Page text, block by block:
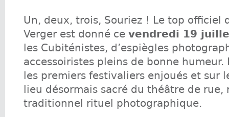
Un, deux, trois, Souriez ! Le top officiel
Verger est donné ce vendredi 19
les Cubiténistes, d’espiègles
accessoiristes pleins de bonne
les premiers festivaliers enjoués et sur
lieu désormais sacré du théâtre de rue,
traditionnel rituel photographique.